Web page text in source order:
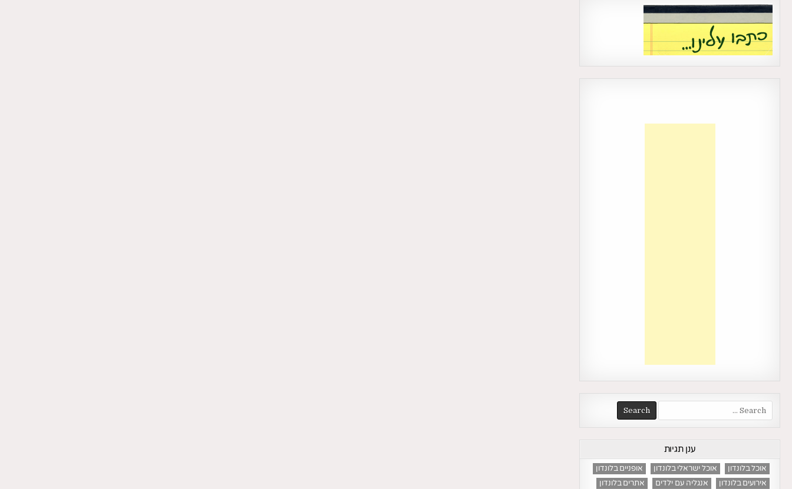
Search
for:
ענן תגיות
אוכל בלונדון אוכל ישראלי בלונדון
אופניים בלונדון
אירועים בלונדון
אנגליה עם ילדים
אתרים בלונדון